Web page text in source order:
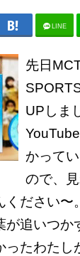
LINE
先日
UPしま
かって
ので、
ください〜
が追いつか
ったわたし